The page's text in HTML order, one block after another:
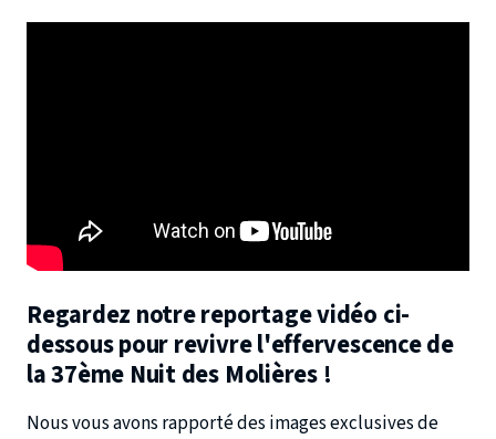
Regardez notre reportage vidéo ci-
dessous pour revivre l'effervescence de
la 37ème Nuit des Molières !
Nous vous avons rapporté des images exclusives de